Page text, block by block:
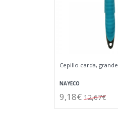
Cepillo carda, grande
NAYECO
9,18€ 12,67€